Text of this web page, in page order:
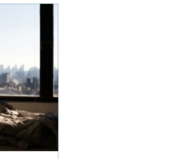
måder
og
Mange
både
fordi det